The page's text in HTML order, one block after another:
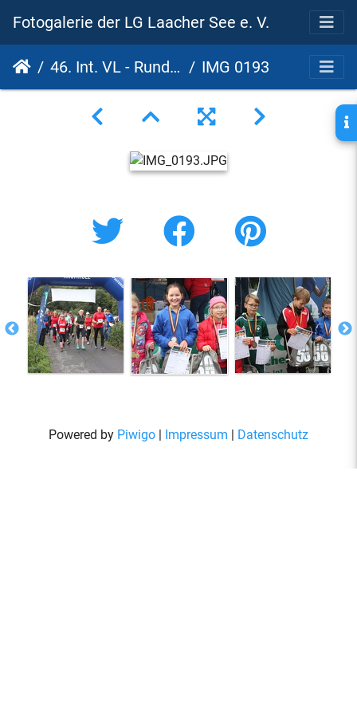
Fotogalerie der LG Laacher See e. V.
46. Int. VL - Rund um den Laacher See - 17. PSD Bank Cup 2022 IMG 0193
Powered by Piwigo | Impressum | Datenschutz